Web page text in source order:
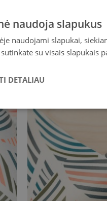
paviršiaus gali lenktis ir
naudoja slapukus
naudojami slapukai,
su visais slapukais
DETALIAU